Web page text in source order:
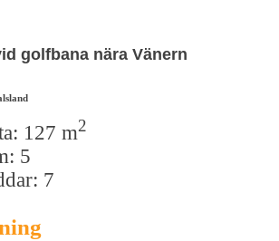
golfbana nära Vänern
127 m2
5
7